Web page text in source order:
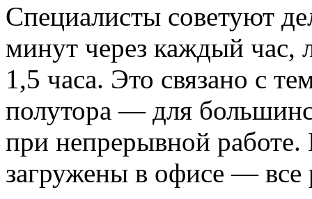
Специалисты советуют
минут через каждый
1,5 часа. Это связано с
полутора — для
при непрерывной
загружены в офисе — все